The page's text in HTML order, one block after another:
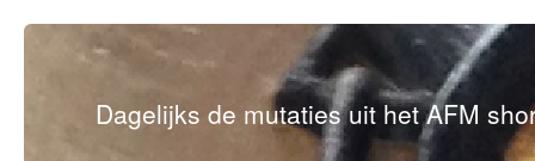
Dagelijks de mutaties uit het AFM